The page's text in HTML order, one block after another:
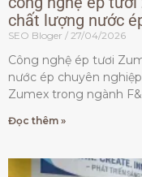
chất lượng nước
SEO Bloger 27/04/2026
Công nghệ ép tươi
nước ép chuyên
Zumex trong ngành
Đọc thêm »